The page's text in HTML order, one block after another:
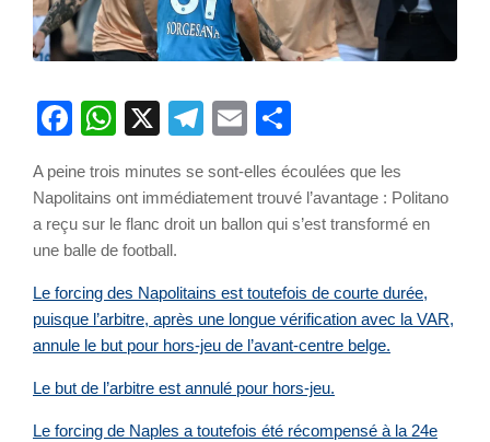
Facebook
WhatsApp
X Telegram
Email
A peine trois minutes se sont-elles écoulées que les
Napolitains ont immédiatement trouvé l’avantage : Politano
a reçu sur le flanc droit un ballon qui s’est transformé en
une balle de football.
Le forcing des Napolitains est toutefois de courte durée,
puisque l’arbitre, après une longue vérification avec la VAR,
annule le but pour hors-jeu de l’avant-centre belge.
Le but de l’arbitre est annulé pour hors-jeu.
Le forcing de Naples a toutefois été récompensé à la 24e